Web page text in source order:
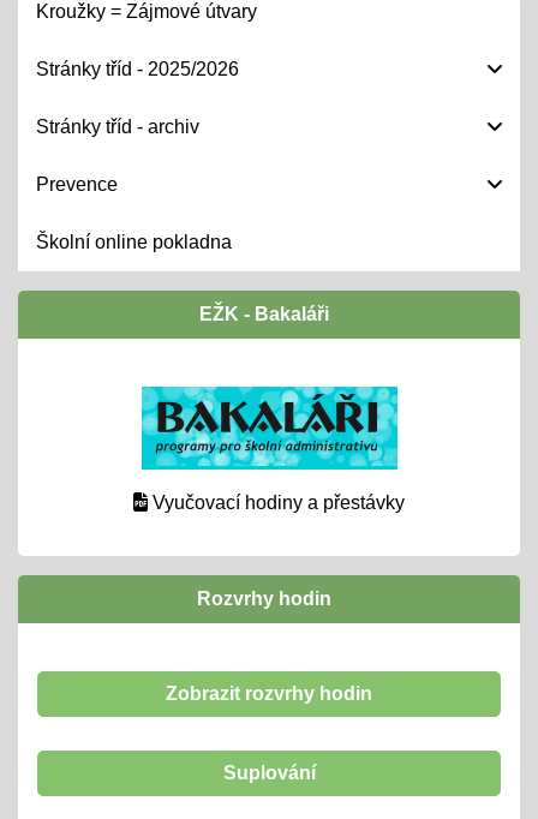
Kroužky = Zájmové útvary
Stránky tříd - 2025/2026
Stránky tříd - archiv
Prevence
Školní online pokladna
EŽK - Bakaláři
Vyučovací hodiny a přestávky
Rozvrhy hodin
Zobrazit rozvrhy hodin
Suplování